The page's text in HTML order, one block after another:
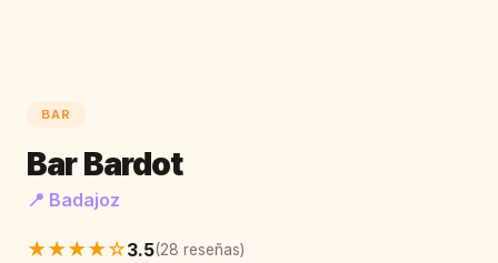
BAR
Bar Bardot
📍 Badajoz
★★★★☆3.5(28 reseñas)